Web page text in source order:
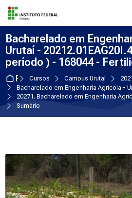
Skip to navigation
Skip to login form
Ir para o conteúdo principal
Skip to accessibility options
Skip to footer
Skip accessibility options
Bacharelado em
Urutaí -
período ) - 168044 -
Página inicial
Cursos Campus Urutaí
Bacharelado em Engenharia Agrícola -
Sumário